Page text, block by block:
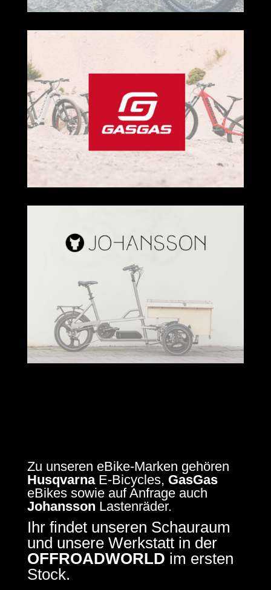
Zu unseren eBike-Marken gehören
HusqvarnaE-Bicycles, GasGas
eBikes sowie auf Anfrage auch
Johansson Lastenräder.
Ihr findet unseren Schauraum
und unsere Werkstatt in der
OFFROADWORLD im ersten
Stock.